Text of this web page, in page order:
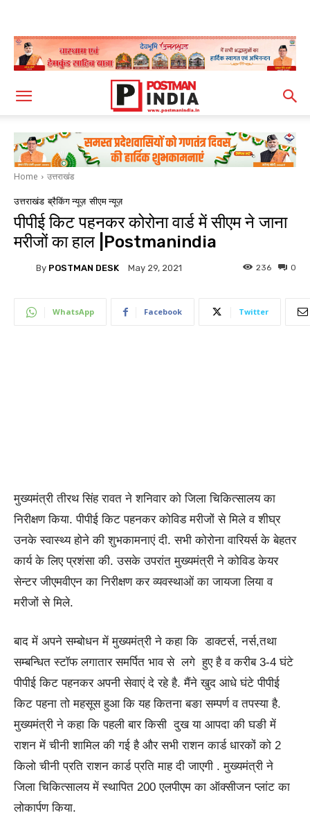
Home उत्तराखंड
उत्तराखंड ब्रैकिंग न्यूज़ सीएम न्यूज़
पीपीई किट पहनकर कोरोना वार्ड में सीएम ने जाना
मरीजों का हाल |Postmanindia
By POSTMAN DESK May 29, 2021 0
236
WhatsApp Facebook Twitter
मुख्यमंत्री तीरथ सिंह रावत ने शनिवार को जिला चिकित्सालय का
निरीक्षण किया. पीपीई किट पहनकर कोविड मरीजों से मिले व शीघ्र
उनके स्वास्थ्य होने की शुभकामनाएं दी. सभी कोरोना वारियर्स के बेहतर
कार्य के लिए प्रशंसा की. उसके उपरांत मुख्यमंत्री ने कोविड केयर
सेन्टर जीएमवीएन का निरीक्षण कर व्यवस्थाओं का जायजा लिया व
मरीजों से मिले.
बाद में अपने सम्बोधन में मुख्यमंत्री ने कहा कि डाक्टर्स, नर्स,तथा
सम्बन्धित स्टाॅफ लगातार समर्पित भाव से लगे हुए है व करीब 3-4 घंटे
पीपीई किट पहनकर अपनी सेवाएं दे रहे है. मैंने खुद आधे घंटे पीपीई
किट पहना तो महसूस हुआ कि यह कितना बङा सम्पर्ण व तपस्या है.
मुख्यमंत्री ने कहा कि पहली बार किसी दुख या आपदा की घङी में
राशन में चीनी शामिल की गई है और सभी राशन कार्ड धारकों को 2
किलो चीनी प्रति राशन कार्ड प्रति माह दी जाएगी . मुख्यमंत्री ने
जिला चिकित्सालय में स्थापित 200 एलपीएम का ऑक्सीजन प्लांट का
लोकार्पण किया.